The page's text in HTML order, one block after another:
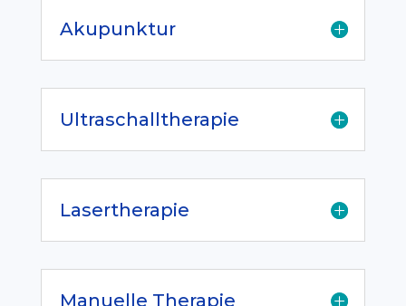
Akupunktur
Ultraschalltherapie
Lasertherapie
Manuelle Therapie